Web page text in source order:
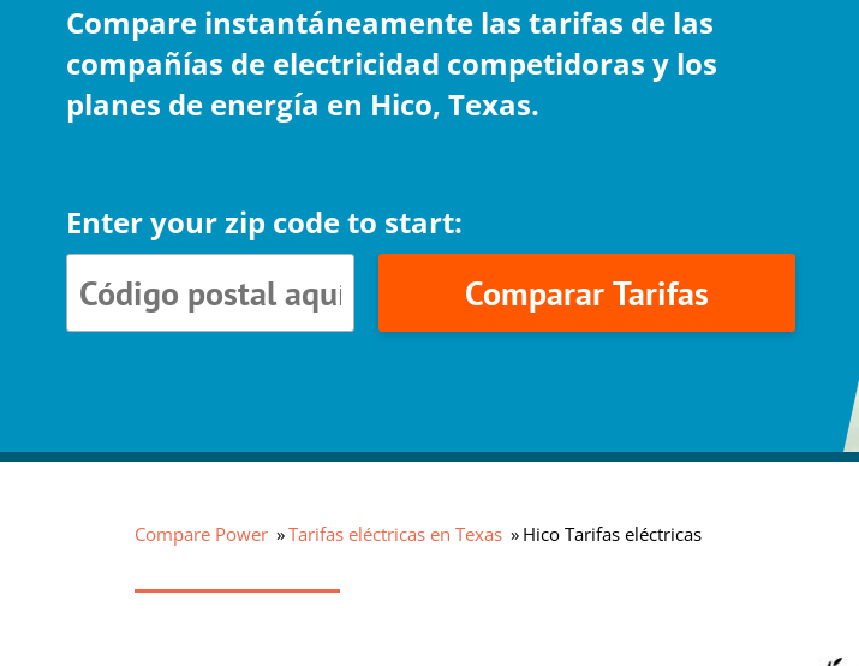
Compare instantáneamente las tarifas de las
compañías de electricidad competidoras y los
planes de energía en Hico, Texas.
Enter your zip code to start:
Comparar Tarifas
Compare Power Tarifas eléctricas en Texas Hico Tarifas eléctricas